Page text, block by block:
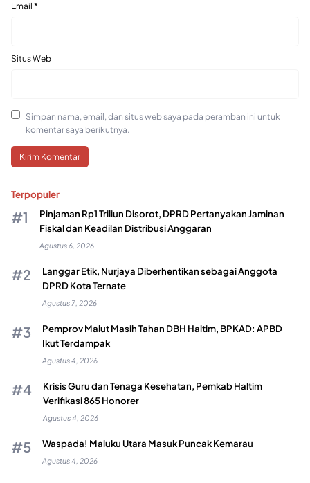
Email *
Situs Web
Simpan nama, email, dan situs web saya pada peramban ini untuk
komentar saya berikutnya.
Terpopuler
Pinjaman Rp1 Triliun Disorot, DPRD Pertanyakan Jaminan
Fiskal dan Keadilan Distribusi Anggaran
Agustus 6, 2026
Langgar Etik, Nurjaya Diberhentikan sebagai Anggota
DPRD Kota Ternate
Agustus 7, 2026
Pemprov Malut Masih Tahan DBH Haltim, BPKAD: APBD
Ikut Terdampak
Agustus 4, 2026
Krisis Guru dan Tenaga Kesehatan, Pemkab Haltim
Verifikasi 865 Honorer
Agustus 4, 2026
Waspada! Maluku Utara Masuk Puncak Kemarau
Agustus 4, 2026